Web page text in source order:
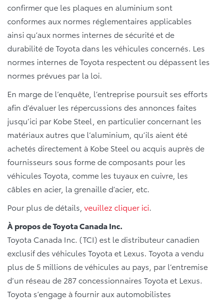
confirmer que les plaques en aluminium sont
conformes aux normes réglementaires applicables
ainsi qu’aux normes internes de sécurité et de
durabilité de Toyota dans les véhicules concernés. Les
normes internes de Toyota respectent ou dépassent les
normes prévues par la loi.
En marge de l’enquête, l’entreprise poursuit ses efforts
afin d’évaluer les répercussions des annonces faites
jusqu’ici par Kobe Steel, en particulier concernant les
matériaux autres que l’aluminium, qu’ils aient été
achetés directement à Kobe Steel ou acquis auprès de
fournisseurs sous forme de composants pour les
véhicules Toyota, comme les tuyaux en cuivre, les
câbles en acier, la grenaille d’acier, etc.
Pour plus de détails, veuillez cliquer ici.
À propos de Toyota Canada Inc.
Toyota Canada Inc. (TCI) est le distributeur canadien
exclusif des véhicules Toyota et Lexus. Toyota a vendu
plus de 5 millions de véhicules au pays, par l’entremise
d’un réseau de 287 concessionnaires Toyota et Lexus.
Toyota s’engage à fournir aux automobilistes